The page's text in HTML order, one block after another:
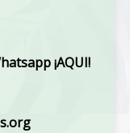
¡AQUI!